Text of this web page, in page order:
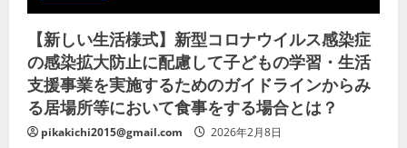
【新しい生活様式】新型コロナウイルス感染症
の感染拡大防止に配慮して子どもの学習・生活
支援事業を実施するためのガイドラインからみ
る居場所等において食事をする場合とは？
pikakichi2015@gmail.com 2026年2月8日